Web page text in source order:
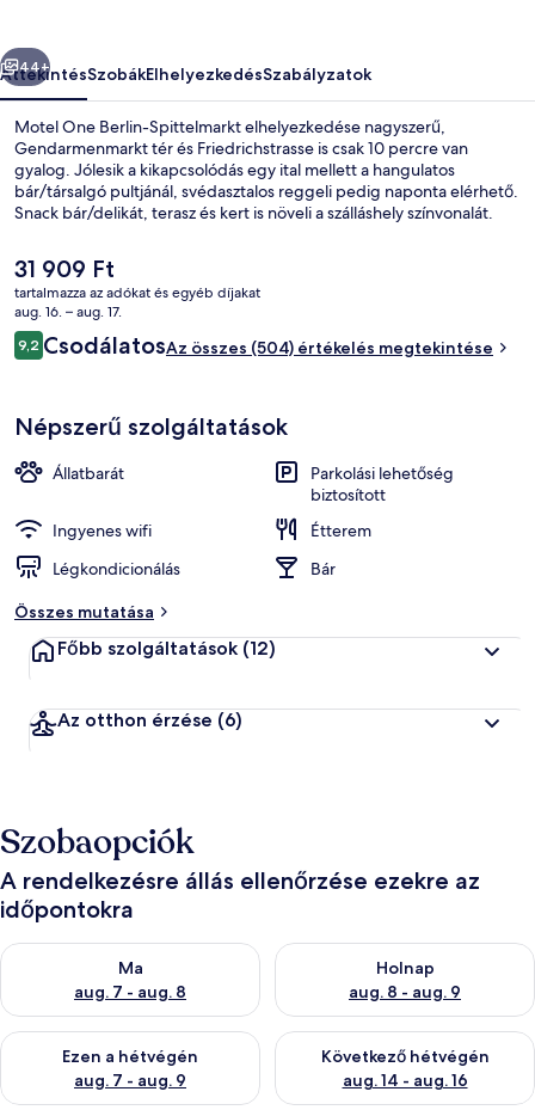
Következő
44+
ÁttekintésSzobákElhelyezkedésSzabályzatok
Motel One Berlin-Spittelmarkt elhelyezkedése nagyszerű,
Gendarmenmarkt tér és Friedrichstrasse is csak 10 percre van
gyalog. Jólesik a kikapcsolódás egy ital mellett a hangulatos
bár/társalgó pultjánál, svédasztalos reggeli pedig naponta elérhető.
Snack bár/delikát, terasz és kert is növeli a szálláshely színvonalát.
segítőkész személyzet. Rövid sétával megközelíthető a
tömegközlekedés: Spittelmarkt metróállomás csak pár lépés,
Hausvogteiplatz metróállomás pedig 5 perc séta.
A
jelenlegi
ár
31 909 Ft
31 909 Ft
tartalmazza az adókat és egyéb díjakat
aug. 16. – aug. 17.
Értékelések
9,29,2 ennyiből: 10
CsodálatosAz összes (504) értékelés megtekintése
Népszerű szolgáltatások
Állatbarát
Parkolási lehetőség
biztosított
Ingyenes wifi
Étterem
Légkondicionálás
Bár
Összes mutatása
Főbb szolgáltatások (12)
Az otthon érzése (6)
Szobaopciók
A rendelkezésre állás ellenőrzése ezekre az
időpontokra
Ma
aug. 7 - aug. 8
A ma esti rendelkezésre állás ellenőrzése: aug. 7 - aug. 8
Holnap
aug. 8 - aug. 9
A holnapi rendelkezésre állás
Ezen a hétvégén
aug. 7 - aug. 9
A mostani hétvégi rendelkezésre állás ellenőrzése: aug. 7 -
Következő hétvégén
aug. 14 - aug. 16
A következő hétvégi